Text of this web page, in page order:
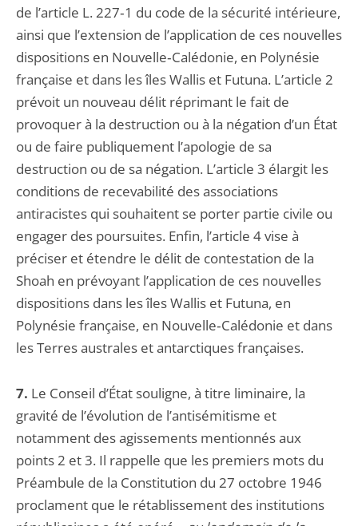
de l’article L. 227‑1 du code de la sécurité intérieure,
ainsi que l’extension de l’application de ces nouvelles
dispositions en Nouvelle‑Calédonie, en Polynésie
française et dans les îles Wallis et Futuna. L’article 2
prévoit un nouveau délit réprimant le fait de
provoquer à la destruction ou à la négation d’un État
ou de faire publiquement l’apologie de sa
destruction ou de sa négation. L’article 3 élargit les
conditions de recevabilité des associations
antiracistes qui souhaitent se porter partie civile ou
engager des poursuites. Enfin, l’article 4 vise à
préciser et étendre le délit de contestation de la
Shoah en prévoyant l’application de ces nouvelles
dispositions dans les îles Wallis et Futuna, en
Polynésie française, en Nouvelle‑Calédonie et dans
les Terres australes et antarctiques françaises.
7. Le Conseil d’État souligne, à titre liminaire, la
gravité de l’évolution de l’antisémitisme et
notamment des agissements mentionnés aux
points 2 et 3. Il rappelle que les premiers mots du
Préambule de la Constitution du 27 octobre 1946
proclament que le rétablissement des institutions